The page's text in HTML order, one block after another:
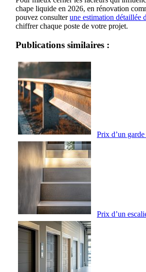
chape liquide en 2026, en rénovation
pouvez consulterune estimation détaillée
chiffrer chaque poste de votre projet.
Publications similaires :
Prix d’un
Prix d’un